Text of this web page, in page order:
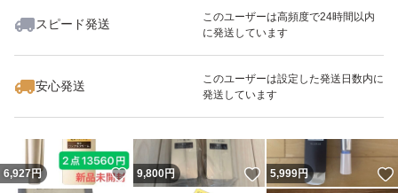
スピード発送
このユーザーは高頻度で24時間以内
に発送しています
安心発送
このユーザーは設定した発送日数内に
発送しています
いいね！
3,750
6,927円 いいね！
9,800円 いいね！
5,999円